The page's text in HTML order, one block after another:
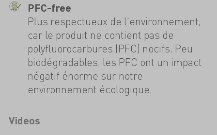
PFC-free
Plus respectueux de l'environnement,
car le produit ne contient pas de
polyfluorocarbures (PFC) nocifs. Peu
biodégradables, les PFC ont un impact
négatif énorme sur notre
environnement écologique.
Videos